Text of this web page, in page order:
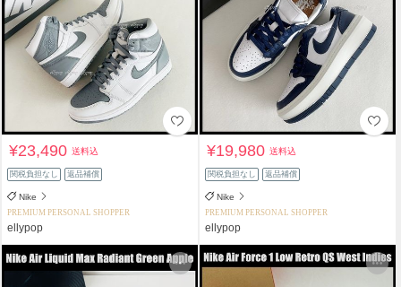
¥23,490送料込
関税負担なし 返品補償
Nike
PREMIUM PERSONAL SHOPPER
ellypop
¥19,980送料込
関税負担なし 返品補償
Nike
PREMIUM PERSONAL SHOPPER
ellypop